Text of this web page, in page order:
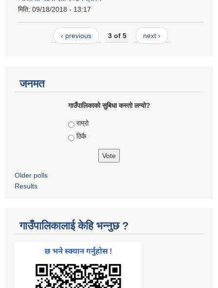
मिति: 09/18/2018 - 13:17
‹ previous 3 of 5 next ›
जनमत
गाउँपालिकाको सुबिधा कस्तो लग्यो?
Choices
राम्रो
ठिकै
Older polls
Results
गाउँपालिकालाई केहि भन्नुछ ?